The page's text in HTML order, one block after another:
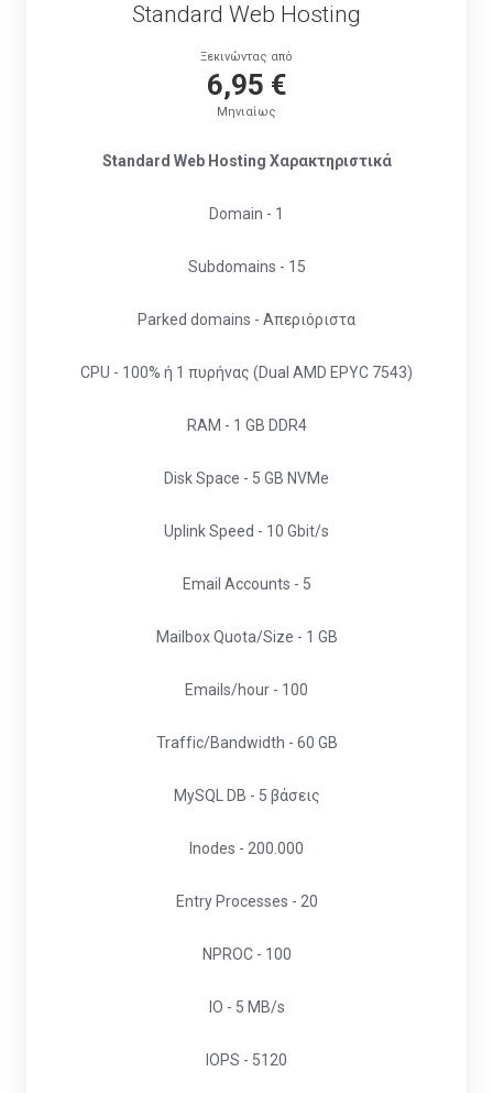
Standard Web Hosting
Ξεκινώντας από
6,95 €
Μηνιαίως
Standard Web Hosting Χαρακτηριστικά
Domain - 1
Subdomains - 15
Parked domains - Απεριόριστα
CPU - 100% ή 1 πυρήνας (Dual AMD EPYC 7543)
RAM - 1 GB DDR4
Disk Space - 5 GB NVMe
Uplink Speed - 10 Gbit/s
Email Accounts - 5
Mailbox Quota/Size - 1 GB
Emails/hour - 100
Traffic/Bandwidth - 60 GB
MySQL DB - 5 βάσεις
Inodes - 200.000
Entry Processes - 20
NPROC - 100
IO - 5 MB/s
IOPS - 5120